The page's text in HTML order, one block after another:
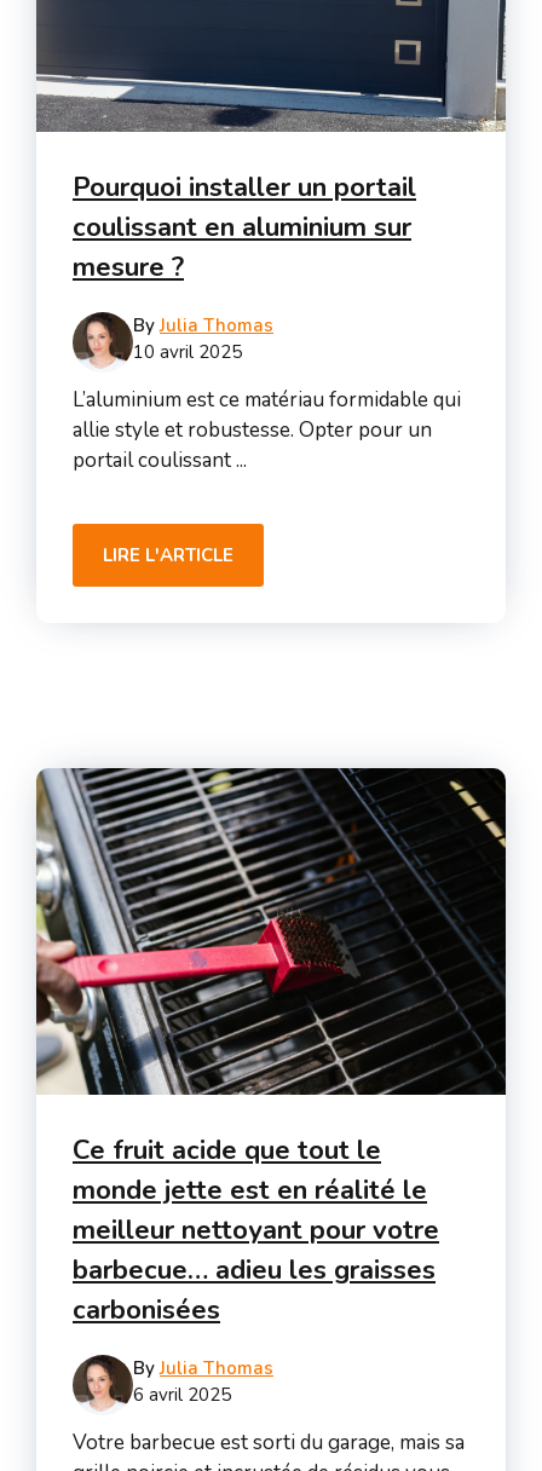
Pourquoi installer un portail
coulissant en aluminium sur
mesure ?
ByJulia Thomas
10 avril 2025
L’aluminium est ce matériau formidable qui
allie style et robustesse. Opter pour un
portail coulissant ...
LIRE L'ARTICLE
Ce fruit acide que tout le
monde jette est en réalité le
meilleur nettoyant pour votre
barbecue… adieu les graisses
carbonisées
ByJulia Thomas
6 avril 2025
Votre barbecue est sorti du garage, mais sa